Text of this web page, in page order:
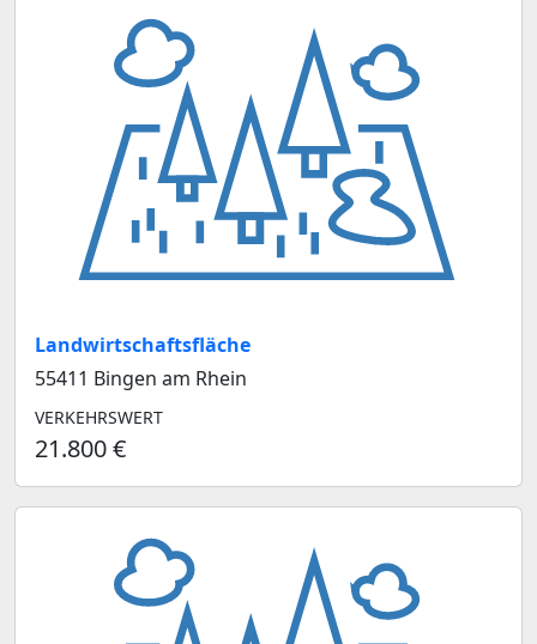
Landwirtschaftsfläche
55411 Bingen am Rhein
VERKEHRSWERT
21.800 €